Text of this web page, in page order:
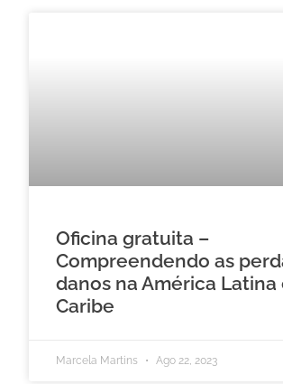
Oficina gratuita –
Compreendendo as
danos na América Latina
Caribe
Marcela Martins Ago 22, 2023